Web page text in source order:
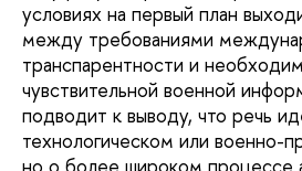
условиях на первый план
между требованиями
транспарентности и
чувствительной военной
подводит к выводу, что речь
технологическом или военно-